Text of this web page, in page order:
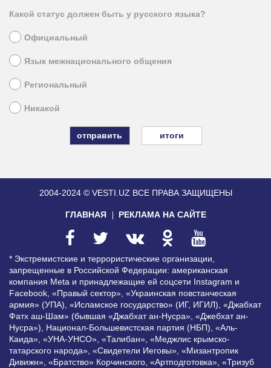
Какой статус должен быть у русского языка?
Официальный
Язык межнационального общения
Региональный
Никакой
итоги
2004-2024 © VESTI.UZ ВСЕ ПРАВА ЗАЩИЩЕНЫ
ГЛАВНАЯ РЕКЛАМА НА САЙТЕ
* Экстремистские и террористические организации,
запрещенные в Российской Федерации: американская
компания Meta и принадлежащие ей соцсети Instagram и
Facebook, «Правый сектор», «Украинская повстанческая
армия» (УПА), «Исламское государство» (ИГ, ИГИЛ), «Джабхат
Фатх аш-Шам» (бывшая «Джабхат ан-Нусра», «Джебхат ан-
Нусра»), Национал-Большевистская партия (НБП), «Аль-
Каида», «УНА-УНСО», «Талибан», «Меджлис крымско-
татарского народа», «Свидетели Иеговы», «Мизантропик
Дивижн», «Братство» Корчинского, «Артподготовка», «Тризуб